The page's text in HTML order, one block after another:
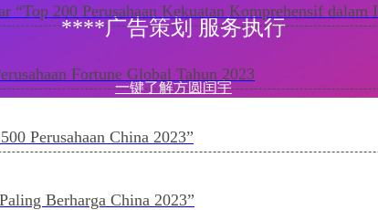
****广告策划 服务执行
一键了解方圆闰宇
200 Perusahaan Kekuatan Komprehensif
Fortune Global Tahun 2023
Perusahaan China 2023”
Berharga China 2023”